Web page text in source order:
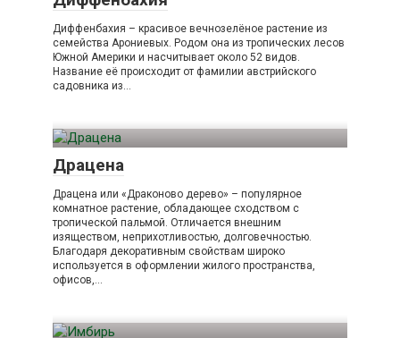
Диффенбахия – красивое вечнозелёное растение из
семейства Арониевых. Родом она из тропических лесов
Южной Америки и насчитывает около 52 видов.
Название её происходит от фамилии австрийского
садовника из…
Драцена
Драцена или «Драконово дерево» – популярное
комнатное растение, обладающее сходством с
тропической пальмой. Отличается внешним
изяществом, неприхотливостью, долговечностью.
Благодаря декоративным свойствам широко
используется в оформлении жилого пространства,
офисов,…